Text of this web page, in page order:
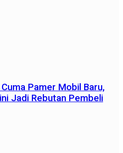
Pamer Mobil Baru,
Jadi Rebutan Pembeli